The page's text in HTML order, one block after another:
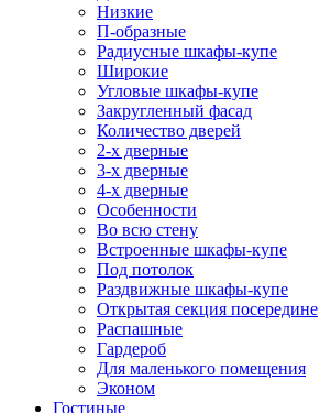
Низкие
П-образные
Радиусные шкафы-купе
Широкие
Угловые шкафы-купе
Закругленный фасад
Количество дверей
2-х дверные
3-х дверные
4-х дверные
Особенности
Во всю стену
Встроенные шкафы-купе
Под потолок
Раздвижные шкафы-купе
Открытая секция посередине
Распашные
Гардероб
Для маленького помещения
Эконом
Гостиные